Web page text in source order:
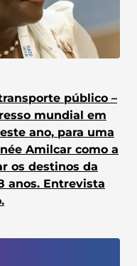
público –
mundial em
ano, para uma
Amilcar como a
os destinos da
anos. Entrevista